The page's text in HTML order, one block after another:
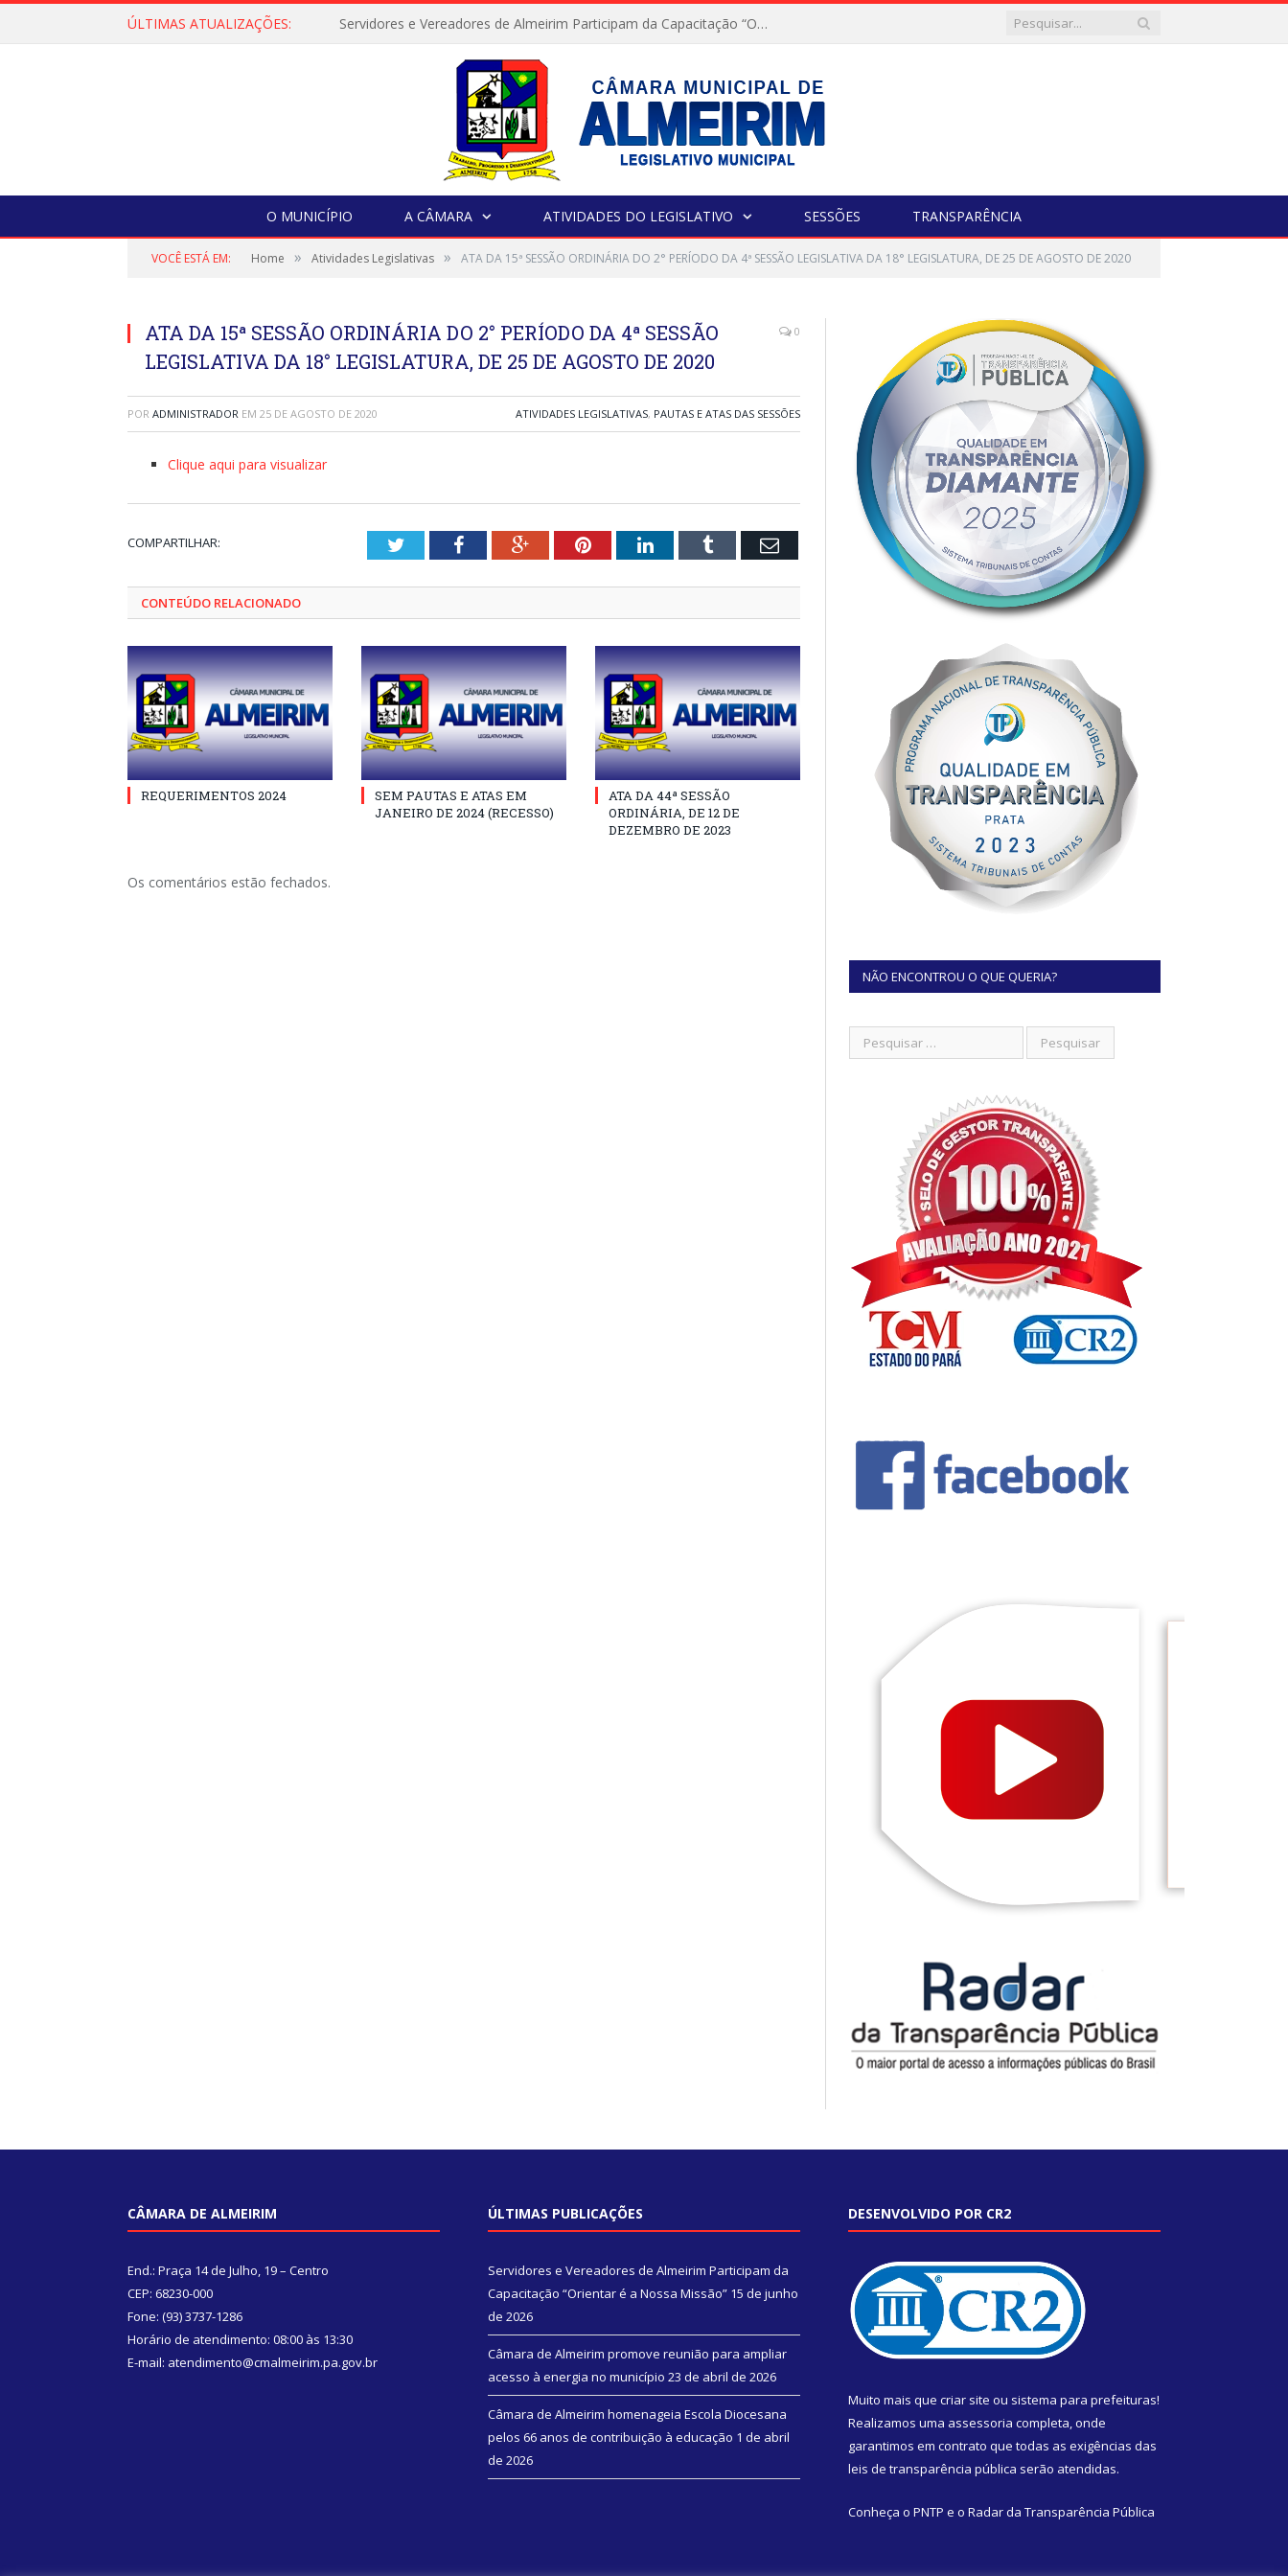
ÚLTIMAS ATUALIZAÇÕES: Servidores e Vereadores de Almeirim Participam da Capacitação “Orientar é a Nossa Missão”
O MUNICÍPIO A CÂMARA ATIVIDADES DO LEGISLATIVO SESSÕES TRANSPARÊNCIA
VOCÊ ESTÁ EM: Home » Atividades Legislativas » ATA DA 15ª SESSÃO ORDINÁRIA DO 2° PERÍODO DA 4ª SESSÃO LEGISLATIVA DA 18° LEGISLATURA, DE 25 DE AGOSTO DE 2020
ATA DA 15ª SESSÃO ORDINÁRIA DO 2° PERÍODO DA 4ª SESSÃO
LEGISLATIVA DA 18° LEGISLATURA, DE 25 DE AGOSTO DE 2020
0
POR ADMINISTRADOR EM 25 DE AGOSTO DE 2020 ATIVIDADES LEGISLATIVAS, PAUTAS E ATAS DAS SESSÕES
Clique aqui para visualizar
COMPARTILHAR: TwitterFacebookGoogle+PinterestLinkedInTumblr Email
CONTEÚDO RELACIONADO
REQUERIMENTOS 2024
SEM PAUTAS E ATAS EM
JANEIRO DE 2024 (RECESSO)
ATA DA 44ª SESSÃO
ORDINÁRIA, DE 12 DE
DEZEMBRO DE 2023
Os comentários estão fechados.
NÃO ENCONTROU O QUE QUERIA?
CÂMARA DE ALMEIRIM
End.: Praça 14 de Julho, 19 – Centro
CEP: 68230-000
Fone: (93) 3737-1286
Horário de atendimento: 08:00 às 13:30
E-mail: atendimento@cmalmeirim.pa.gov.br
ÚLTIMAS PUBLICAÇÕES
Servidores e Vereadores de Almeirim Participam da
Capacitação “Orientar é a Nossa Missão” 15 de junho
de 2026
Câmara de Almeirim promove reunião para ampliar
acesso à energia no município 23 de abril de 2026
Câmara de Almeirim homenageia Escola Diocesana
pelos 66 anos de contribuição à educação 1 de abril
de 2026
DESENVOLVIDO POR CR2
Muito mais que criar site ou sistema para prefeituras!
Realizamos uma assessoria completa, onde
garantimos em contrato que todas as exigências das
leis de transparência pública serão atendidas.
Conheça o PNTP e o Radar da Transparência Pública